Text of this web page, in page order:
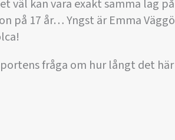
väl kan vara exakt samma lag på
på 17 år… Yngst är Emma Väggö
fråga om hur långt det här